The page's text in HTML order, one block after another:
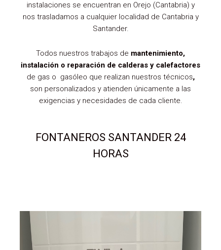
instalaciones se encuentran en Orejo (Cantabria) y
nos trasladamos a cualquier localidad de Cantabria y
Santander.
Todos nuestros trabajos de mantenimiento,
instalación o reparación de calderas y calefactores
de gas o gasóleo que realizan nuestros técnicos,
son personalizados y atienden únicamente a las
exigencias y necesidades de cada cliente.
FONTANEROS SANTANDER 24
HORAS